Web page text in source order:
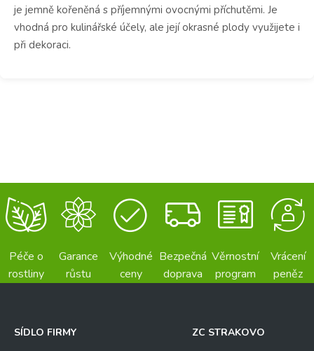
je jemně kořeněná s příjemnými ovocnými příchutěmi. Je
vhodná pro kulinářské účely, ale její okrasné plody využijete i
při dekoraci.
Péče o
rostliny
Garance
růstu
Výhodné
ceny
Bezpečná
doprava
Věrnostní
program
Vrácení
peněz
SÍDLO FIRMY
ZC STRAKOVO